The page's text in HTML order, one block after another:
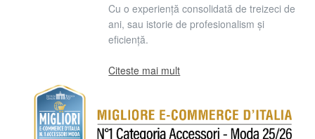
Cu o experiență consolidată de treizeci de
ani, sau istorie de profesionalism și
eficiență.
Citeste mai mult